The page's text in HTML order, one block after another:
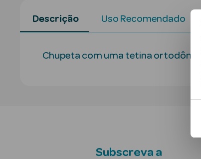
Descrição Uso Recomendado
Chupeta com uma tetina
Subscreva a